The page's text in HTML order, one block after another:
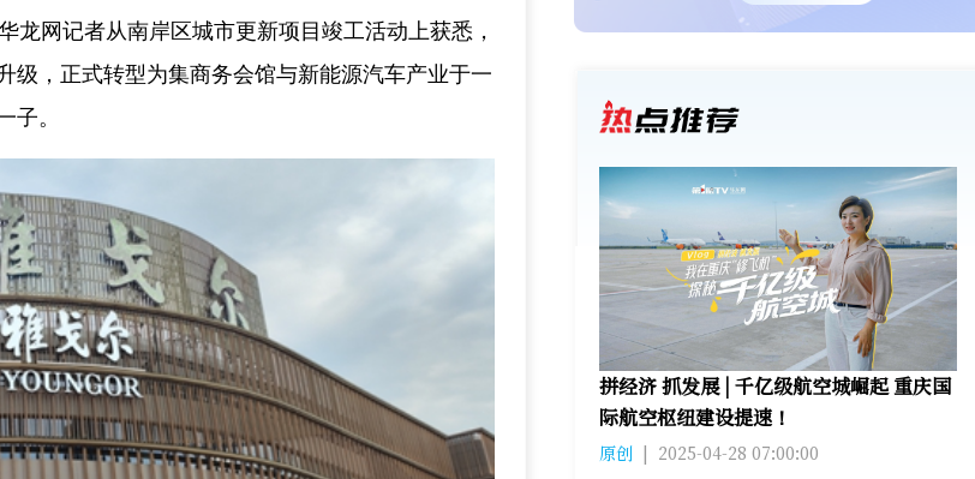
龙网记者从南岸区城市更新项目竣工活动上获悉，
级，正式转型为集商务会馆与新能源汽车产业于一
子。
拼经济 抓发展 | 千亿级航空城崛起 重庆国
际航空枢纽建设提速！
原创 | 2025-04-28 07:00:00